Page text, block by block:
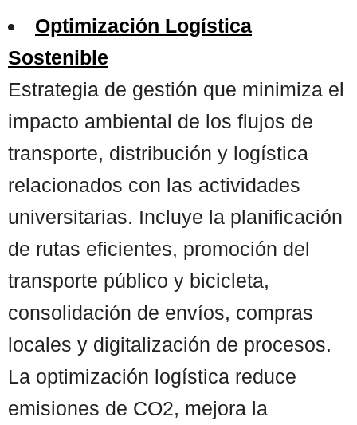
Optimización Logística
Sostenible
Estrategia de gestión que minimiza el
impacto ambiental de los flujos de
transporte, distribución y logística
relacionados con las actividades
universitarias. Incluye la planificación
de rutas eficientes, promoción del
transporte público y bicicleta,
consolidación de envíos, compras
locales y digitalización de procesos.
La optimización logística reduce
emisiones de CO2, mejora la